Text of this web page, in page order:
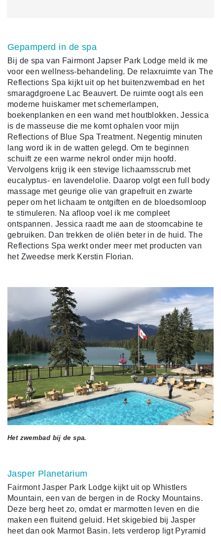
Gepamperd in de spa
Bij de spa van Fairmont Japser Park Lodge meld ik me
voor een wellness-behandeling. De relaxruimte van The
Reflections Spa kijkt uit op het buitenzwembad en het
smaragdgroene Lac Beauvert. De ruimte oogt als een
moderne huiskamer met schemerlampen,
boekenplanken en een wand met houtblokken. Jessica
is de masseuse die me komt ophalen voor mijn
Reflections of Blue Spa Treatment. Negentig minuten
lang word ik in de watten gelegd. Om te beginnen
schuift ze een warme nekrol onder mijn hoofd.
Vervolgens krijg ik een stevige lichaamsscrub met
eucalyptus- en lavendelolie. Daarop volgt een full body
massage met geurige olie van grapefruit en zwarte
peper om het lichaam te ontgiften en de bloedsomloop
te stimuleren. Na afloop voel ik me compleet
ontspannen. Jessica raadt me aan de stoomcabine te
gebruiken. Dan trekken de oliën beter in de huid. The
Reflections Spa werkt onder meer met producten van
het Zweedse merk Kerstin Florian.
Het zwembad bij de spa.
Jasper Planetarium
Fairmont Jasper Park Lodge kijkt uit op Whistlers
Mountain, een van de bergen in de Rocky Mountains.
Deze berg heet zo, omdat er marmotten leven en die
maken een fluitend geluid. Het skigebied bij Jasper
heet dan ook Marmot Basin. Iets verderop ligt Pyramid